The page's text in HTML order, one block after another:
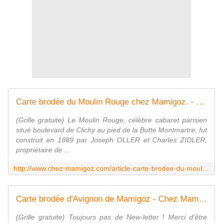
Carte brodée du Moulin Rouge chez Mamigoz. - Chez Mamigoz
(Grille gratuite) Le Moulin Rouge, célèbre cabaret parisien
situé boulevard de Clichy au pied de la Butte Montmartre, fut
construit en 1889 par Joseph OLLER et Charles ZIDLER,
propriétaire de ...
Carte brodée d'Avignon de Mamigoz - Chez Mamigoz
(Grille gratuite) Toujours pas de New-letter ! Merci d'être